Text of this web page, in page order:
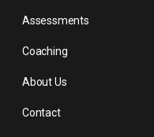
Assessments
Coaching
About Us
Contact